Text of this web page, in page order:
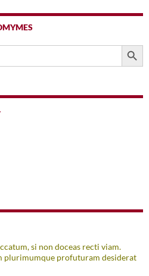
SEARCH
si non doceas recti viam.
plurimumque profuturam desiderat